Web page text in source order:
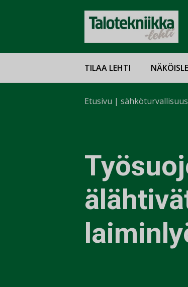
TILAA LEHTI
Etusivu | sähköturvallisuus